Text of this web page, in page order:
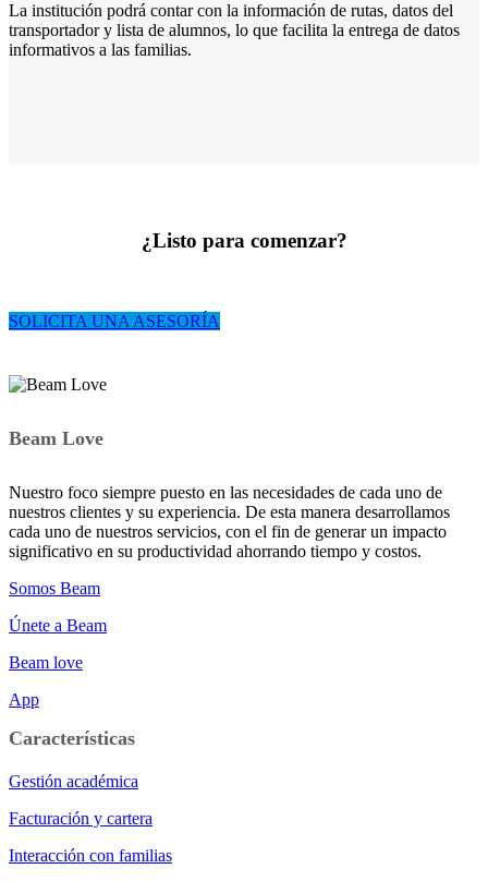
La institución podrá contar con la información de rutas, datos del
transportador y lista de alumnos, lo que facilita la entrega de datos
informativos a las familias.
¿Listo para comenzar?
SOLICITA UNA ASESORÍA
Beam Love
Nuestro foco siempre puesto en las necesidades de cada uno de
nuestros clientes y su experiencia. De esta manera desarrollamos
cada uno de nuestros servicios, con el fin de generar un impacto
significativo en su productividad ahorrando tiempo y costos.
Somos Beam
Únete a Beam
Beam love
App
Características
Gestión académica
Facturación y cartera
Interacción con familias